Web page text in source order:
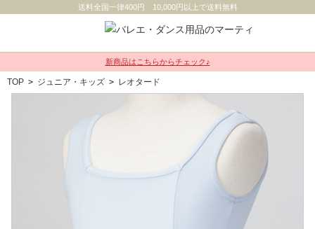
送料全国一律400円 10,000円以上で送料無料
新商品はこちらからチェック♪
TOP > ジュニア・キッズ > レオタード